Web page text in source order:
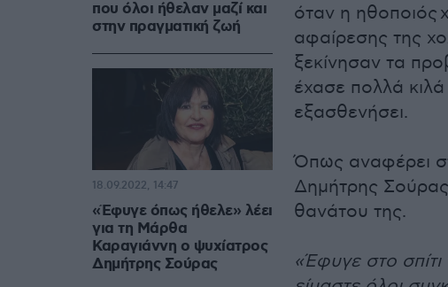
όταν η ηθοποιός
αφαίρεσης της
ξεκίνησαν τα
έχασε πολλά
εξασθενήσει.
Όπως αναφέρει
Δημήτρης Σούρας
θανάτου της.
«Έφυγε στο
που όλοι ήθελαν μαζί και
στην πραγματική ζωή
«Έφυγε όπως ήθελε» λέει
για τη Μάρθα
Καραγιάννη ο ψυχίατρος
Δημήτρης Σούρας
18.09.2022, 14:47